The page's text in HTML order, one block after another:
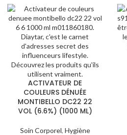
ACTIVATEUR DE
COULEURS DÉNUÉE
MONTIBELLO DC22 22
VOL (6.6%) (1000 ML)
Soin Corporel, Hygiène